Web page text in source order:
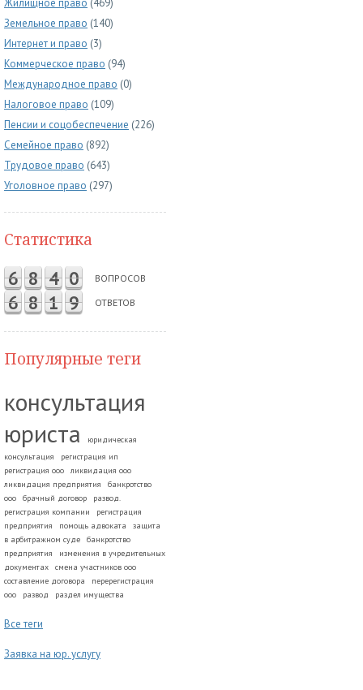
Жилищное право (469)
Земельное право (140)
Интернет и право (3)
Коммерческое право (94)
Международное право (0)
Налоговое право (109)
Пенсии и соцобеспечение (226)
Семейное право (892)
Трудовое право (643)
Уголовное право (297)
Статистика
6 8 4 0 ВОПРОСОВ
6 8 1 9 ОТВЕТОВ
Популярные теги
консультация
юриста
юридическая
консультация
регистрация ип
регистрация ооо
ликвидация ооо
ликвидация предприятия
банкротство
ооо
брачный договор
развод.
регистрация компании
регистрация
предприятия
помощь адвоката
защита
в арбитражном суде
банкротство
предприятия
изменения в учредительных
документах
смена участников ооо
составление договора
перерегистрация
ооо
развод раздел имущества
Все теги
Заявка на юр. услугу